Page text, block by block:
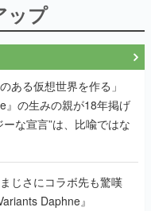
ップ
ある仮想世界を作る」
』の生みの親が18年掲げ
な宣言”は、比喩ではな
じさにコラボ先も驚嘆
Daphne』